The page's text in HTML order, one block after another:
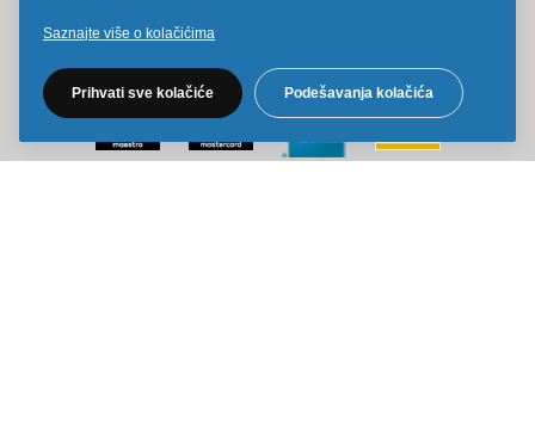
Saznajte više o kolačićima
Prihvati sve kolačiće Podešavanja kolačića